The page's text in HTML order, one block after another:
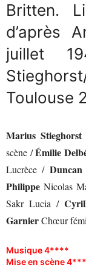
Britten.
d’après
juillet
Toulouse
Marius Stieghorst
scène /Émilie
Lucrèce / Duncan
Philippe Nicolas
Sakr Lucia /
GarnierChœur
Musique 4****
Mise en scène